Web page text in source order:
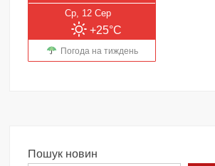
Ср, 12 Сер
+25°C
Погода на тиждень
Пошук новин